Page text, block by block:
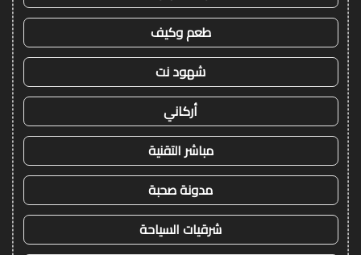
طعم وكيف
شهود نت
أركاني
مباشر التقنية
مدونة صحبة
شرقيات السياحة